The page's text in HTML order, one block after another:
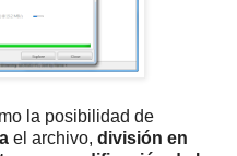
la posibilidad de
el archivo, división en